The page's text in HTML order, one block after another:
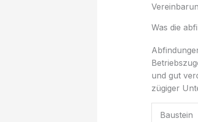
Was die
und gut
zügiger
Baustein